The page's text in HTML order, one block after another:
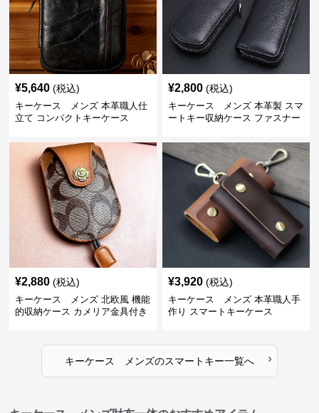
¥5,640 (税込)
キーケース メンズ 本革職人仕
立て コンパクトキーケース
¥2,800 (税込)
キーケース メンズ 本革製 スマ
ートキー収納ケース ファスナー
¥2,880 (税込)
キーケース メンズ 北欧風 機能
的収納ケース カメリア金具付き
¥3,920 (税込)
キーケース メンズ 本革職人手
作り スマートキーケース
キーケース メンズのスマートキー一覧へ ›